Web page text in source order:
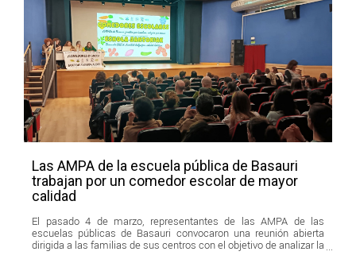
Las AMPA de la escuela pública de Basauri
trabajan por un comedor escolar de mayor
calidad
El pasado 4 de marzo, representantes de las AMPA de las
escuelas públicas de Basauri convocaron una reunión abierta
dirigida a las familias de sus centros con el objetivo de analizar la